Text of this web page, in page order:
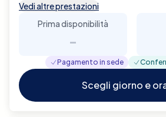
Vedi altre prestazioni
Prima disponibilità
-
Pagamento in sede
Scegli giorno e